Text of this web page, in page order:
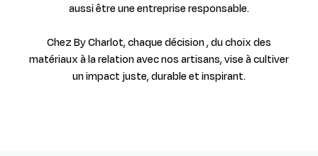
aussi être une entreprise responsable.
Chez By Charlot, chaque décision , du choix des
matériaux à la relation avec nos artisans, vise à cultiver
un impact juste, durable et inspirant.